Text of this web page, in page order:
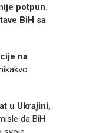
potpun.
BiH sa
na
u Ukrajini,
da BiH